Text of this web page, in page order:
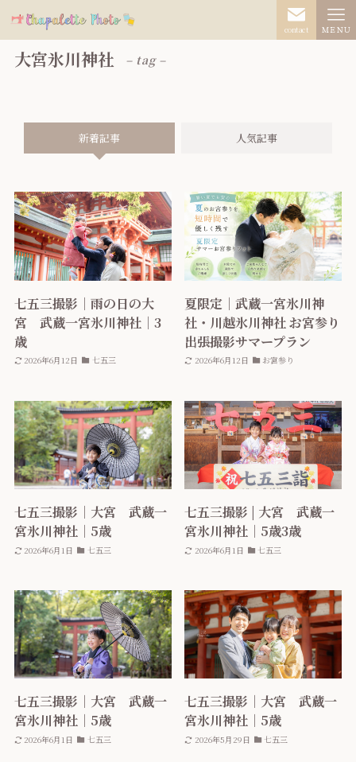
contact ＭＥＮＵ
大宮氷川神社 – tag –
新着記事 人気記事
七五三撮影｜雨の日の大
宮 武蔵一宮氷川神社｜3
歳
2026年6月12日 七五三
夏限定｜武蔵一宮氷川神
社・川越氷川神社 お宮参り
出張撮影サマープラン
2026年6月12日 お宮参り
七五三撮影｜大宮 武蔵一
宮氷川神社｜5歳
2026年6月1日 七五三
七五三撮影 | 大宮 武蔵一
宮氷川神社｜5歳3歳
2026年6月1日 七五三
七五三撮影｜大宮 武蔵一
宮氷川神社｜5歳
2026年6月1日 七五三
七五三撮影｜大宮 武蔵一
宮氷川神社｜5歳
2026年5月29日 七五三